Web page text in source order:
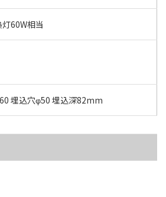
灯60W相当
埋込穴φ50 埋込深82mm